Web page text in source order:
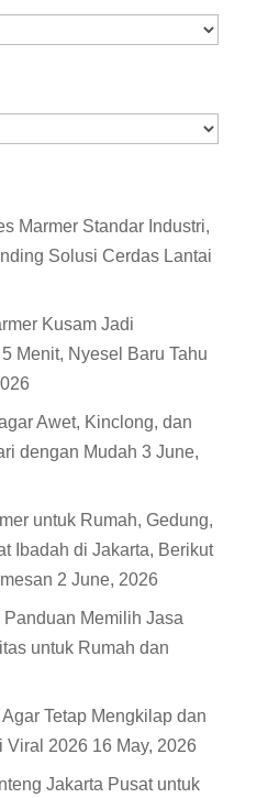
Marmer Standar Industri,
Solusi Cerdas Lantai
Kusam Jadi
Menit, Nyesel Baru Tahu
Awet, Kinclong, dan
dengan Mudah 3 June,
untuk Rumah, Gedung,
Ibadah di Jakarta, Berikut
2 June, 2026
Memilih Jasa
untuk Rumah dan
Tetap Mengkilap dan
Viral 2026 16 May, 2026
Jakarta Pusat untuk